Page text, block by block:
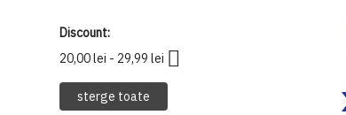
Discount
20,00 lei - 29,99 lei
sterge toate